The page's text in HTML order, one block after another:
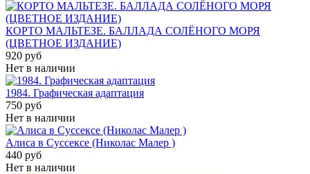
КОРТО МАЛЬТЕЗЕ. БАЛЛАДА СОЛЁНОГО МОРЯ
(ЦВЕТНОЕ ИЗДАНИЕ)
920 руб
Нет в наличии
1984. Графическая адаптация
750 руб
Нет в наличии
Алиса в Суссексе (Николас Малер )
440 руб
Нет в наличии